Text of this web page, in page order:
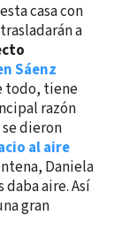
casa con
a
Sáenz
todo, tiene
razón
dieron
al aire
Daniela
daba aire. Así
gran